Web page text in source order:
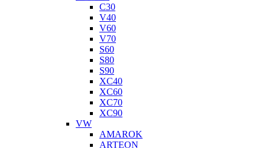
C30
V40
V60
V70
S60
S80
S90
XC40
XC60
XC70
XC90
VW
AMAROK
ARTEON